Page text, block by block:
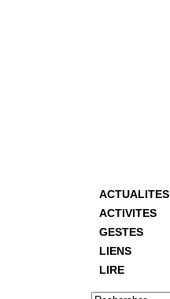
ACTUALITES
ACTIVITES
GESTES
LIENS
LIRE